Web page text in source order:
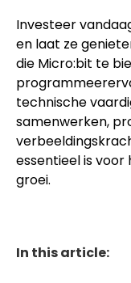
Investeer
en laat ze
die Micro:bit te
technische
samenwerken,
essentieel is voor
groei.
In this article: